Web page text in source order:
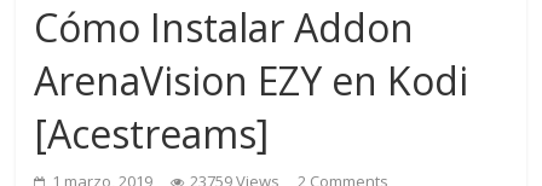
Cómo Instalar Addon
ArenaVision EZY en Kodi
[Acestreams]
1 marzo, 2019 23759 Views 2 Comments